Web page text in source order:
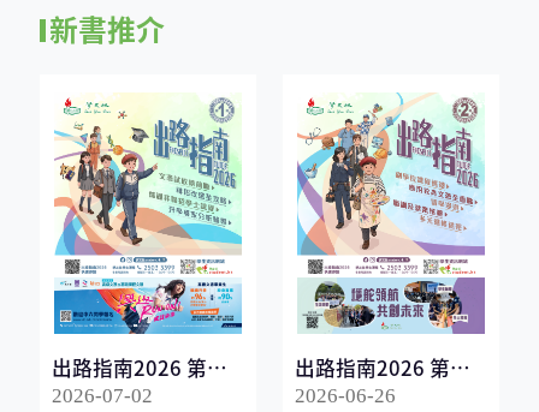
新書推介
出路指南2026 第一
冊
2026-07-02
出路指南2026 第二
冊
2026-06-26